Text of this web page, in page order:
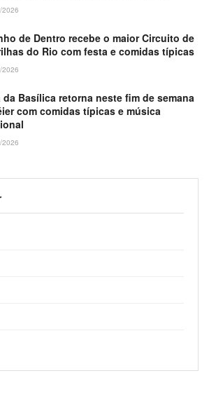
2026
de Dentro recebe o maior Circuito de
do Rio com festa e comidas típicas
2026
da Basílica retorna neste fim de semana
com comidas típicas e música
2026